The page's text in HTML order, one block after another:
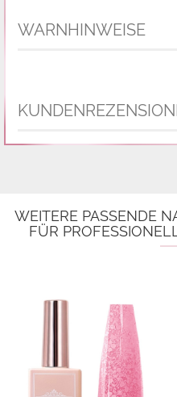
WARNHINWEISE
WEITERE PASSENDE
FÜR